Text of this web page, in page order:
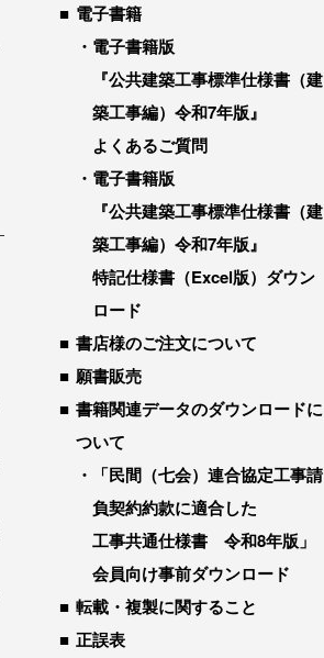
電子書籍
電子書籍版
『公共建築工事標準仕様書（建
築工事編）令和7年版』
よくあるご質問
電子書籍版
『公共建築工事標準仕様書（建
築工事編）令和7年版』
特記仕様書（Excel版）ダウン
ロード
書店様のご注文について
願書販売
書籍関連データのダウンロードに
ついて
「民間（七会）連合協定工事請
負契約約款に適合した
工事共通仕様書 令和8年版」
会員向け事前ダウンロード
転載・複製に関すること
正誤表